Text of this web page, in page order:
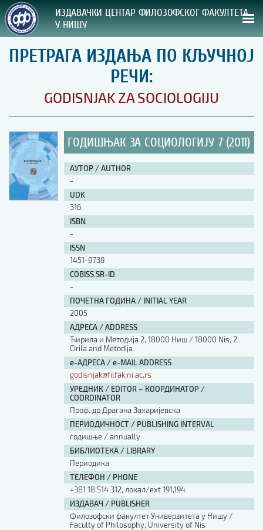
ИЗДАВАЧКИ ЦЕНТАР ФИЛОЗОФСКОГ ФАКУЛТЕТА
У НИШУ
СВА НАША ИЗДАЊА
ВРСТА ИЗДАЊА:
ПРЕГЛЕД
УПУТСТВА
УПУТСТВА
Правилник о издавачкој делатности
Упутство ауторима
Упутство уредницима
Изјава о ауторству
Изјава о лектури
Изјава о коришћењу ауторског дела
Упутство за бирање лиценце
Уговор са аутором
Шаблон прве стране и импресума [B5, ћир]
Шаблон прве стране и импресума [B5, лат]
Шаблон прве стране и импресума [B5, енг]
Етички кодекс
ПРЕТРАГА ИЗДАЊА
Наслов или део наслова
ПРЕТРАГА ИЗДАЊА ПО КЉУЧНОЈ
РЕЧИ:
GODISNJAK ZA SOCIOLOGIJU
ГОДИШЊАК ЗА СОЦИОЛОГИЈУ 7 (2011)
АУТОР / AUTHOR
-
UDK
316
ISBN
-
ISSN
1451-9739
COBISS.SR-ID
-
ПОЧЕТНА ГОДИНА / INITIAL YEAR
2005
АДРЕСА / ADDRESS
Ћирила и Методија 2, 18000 Ниш / 18000 Nis, 2
Cirila and Metodija
е-АДРЕСА / e-MAIL ADDRESS
godisnjak@filfak.ni.ac.rs
УРЕДНИК / EDITOR – КООРДИНАТОР /
COORDINATOR
Проф. др Драгана Захаријевска
ПЕРИОДИЧНОСТ / PUBLISHING INTERVAL
годишње / annually
БИБЛИОТЕКА / LIBRARY
Периодика
ТЕЛЕФОН / PHONE
+381 18 514 312, локал/ext 191,194
ИЗДАВАЧ / PUBLISHER
Филозофски факултет Универзитета у Нишу /
Faculty of Philosophy, University of Nis